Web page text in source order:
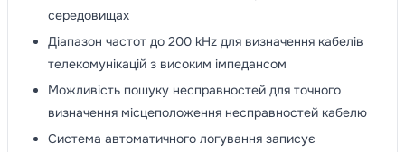
середовищах
Діапазон частот до 200 kHz для визначення кабелів
телекомунікацій з високим імпедансом
Можливість пошуку несправностей для точного
визначення місцеположення несправностей кабелю
Система автоматичного логування записує